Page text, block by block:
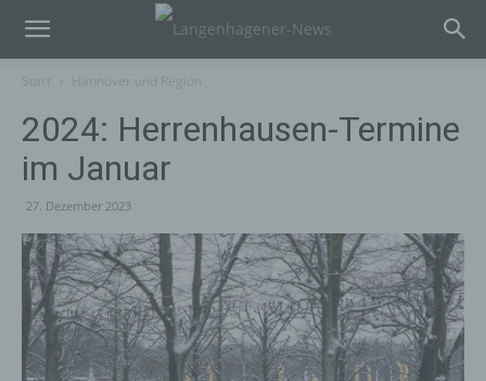
2024: Herrenhausen-Termine
im Januar
27. Dezember 2023